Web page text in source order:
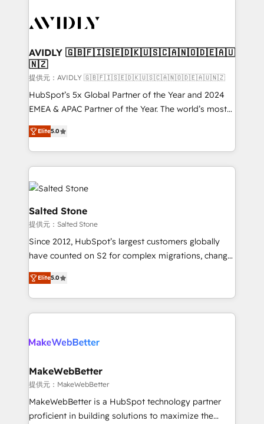
CRM and webdesign (We focus on EMEA - USA
AVIDLY 🇬🇧🇫🇮🇸🇪🇩🇰🇺🇸🇨🇦🇳🇴🇩🇪🇦🇺
🇳🇿
提供元：AVIDLY 🇬🇧🇫🇮🇸🇪🇩🇰🇺🇸🇨🇦🇳🇴🇩🇪🇦🇺🇳🇿
HubSpot’s 5x Global Partner of the Year and 2024
EMEA & APAC Partner of the Year. The world’s most
experienced and fully accredited HubSpot Solutions
Partner. 🚀 With 2,750+ HubSpot projects delivered
and 370+ specialists across EMEA, APAC and NAM,
we de-risk complex CRM programmes and
accelerate ROI across every HubSpot Hub. 🧭 From
multi-region migrations to AI-powered automation,
we turn complexity into clarity, human at global
scale. 🏆 HubSpot’s CEO called us “the partner of the
future.” Others agree it is proof of trust built through
measurable impact.
Elite5.0
Salted Stone
提供元：Salted Stone
Since 2012, HubSpot’s largest customers globally
have counted on S2 for complex migrations, change
management, systems integration, and creative
solutions that deliver measurable impact and
transform brand experiences As one of the few full-
service creative agencies in the HubSpot
winning design to build scalable, globally
marketing campaigns, & RevOps frameworks that
fuel long-term success We connect the entire
customer lifecycle through seamless integrations,
ensure long-term adoption with change-
Elite5.0
MakeWebBetter
提供元：MakeWebBetter
MakeWebBetter is a HubSpot technology partner
proficient in building solutions to maximize the